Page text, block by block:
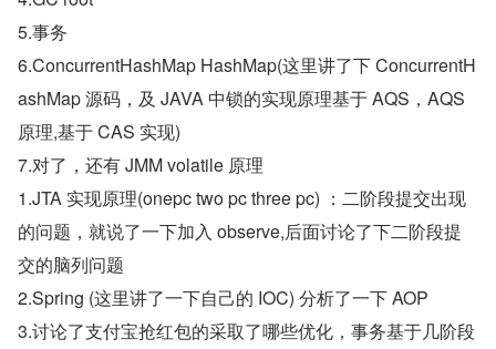
5.事务
6.ConcurrentHashMap HashMap(这里讲了下 ConcurrentH
ashMap 源码，及 JAVA 中锁的实现原理基于 AQS，AQS
原理,基于 CAS 实现)
7.对了，还有 JMM volatile 原理
1.JTA 实现原理(onepc two pc three pc) ：二阶段提交出现
的问题，就说了一下加入 observe,后面讨论了下二阶段提
交的脑列问题
2.Spring (这里讲了一下自己的 IOC) 分析了一下 AOP
3.讨论了支付宝抢红包的采取了哪些优化，事务基于几阶段